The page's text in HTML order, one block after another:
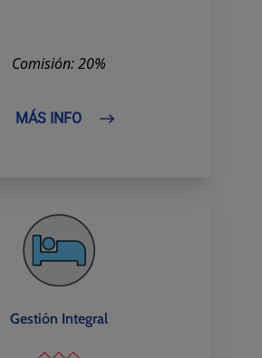
Comisión: 20%
MÁS INFO
Gestión Integral